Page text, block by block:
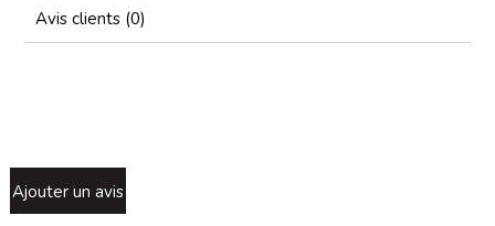
Avis clients (0)
Ajouter un avis